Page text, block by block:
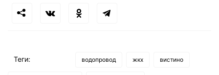
Теги: водопровод жкх вистино